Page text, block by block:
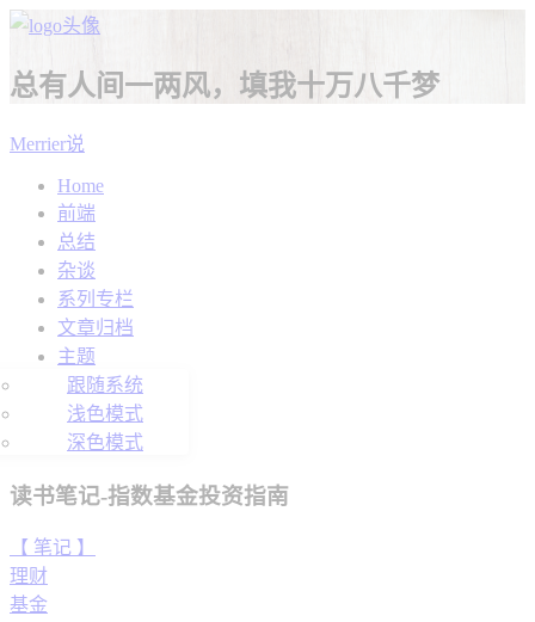
总有人间一两风，填我十万八千梦
Merrier说
Home
前端
总结
杂谈
系列专栏
文章归档
主题
跟随系统
浅色模式
深色模式
读书笔记-指数基金投资指南
【 笔记 】
理财
基金